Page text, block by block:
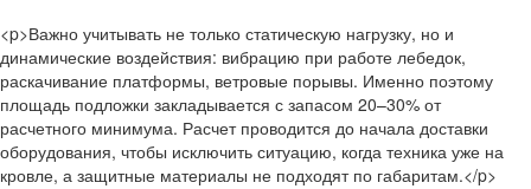
<p>Важно учитывать не только статическую нагрузку, но и
динамические воздействия: вибрацию при работе лебедок,
раскачивание платформы, ветровые порывы. Именно поэтому
площадь подложки закладывается с запасом 20–30% от
расчетного минимума. Расчет проводится до начала доставки
оборудования, чтобы исключить ситуацию, когда техника уже на
кровле, а защитные материалы не подходят по габаритам.</p>